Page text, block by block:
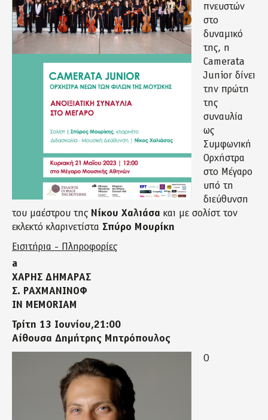
πνευστών
στο
δυναμικό
της, η
Camerata
Junior δίνει
την πρώτη
της
συναυλία
ως
Συμφωνική
Ορχήστρα
στο Μέγαρο
υπό τη
διεύθυνση
του μαέστρου της Νίκου Χαλιάσα και με σολίστ τον
εκλεκτό κλαρινετίστα Σπύρο Μουρίκη
Εισιτήρια - Πληροφορίες
a
ΧΑΡΗΣ ΔΗΜΑΡΑΣ
Σ. ΡΑΧΜΑΝΙΝΟΦ
IN MEMORIAM
Τρίτη 13 Ιουνίου,21:00
Αίθουσα Δημήτρης Μητρόπουλος
Ο